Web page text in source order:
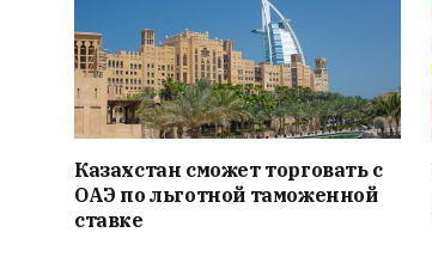
Казахстан сможет торговать с
ОАЭ по льготной таможенной
ставке